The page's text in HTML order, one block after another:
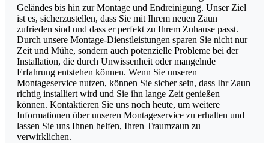
Geländes bis hin zur Montage und Endreinigung. Unser Ziel
ist es, sicherzustellen, dass Sie mit Ihrem neuen Zaun
zufrieden sind und dass er perfekt zu Ihrem Zuhause passt.
Durch unsere Montage-Dienstleistungen sparen Sie nicht nur
Zeit und Mühe, sondern auch potenzielle Probleme bei der
Installation, die durch Unwissenheit oder mangelnde
Erfahrung entstehen können. Wenn Sie unseren
Montageservice nutzen, können Sie sicher sein, dass Ihr Zaun
richtig installiert wird und Sie ihn lange Zeit genießen
können. Kontaktieren Sie uns noch heute, um weitere
Informationen über unseren Montageservice zu erhalten und
lassen Sie uns Ihnen helfen, Ihren Traumzaun zu
verwirklichen.